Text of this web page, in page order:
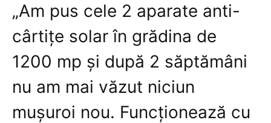
„Am pus cele 2 aparate anti-
cârtițe solar în grădina de
1200 mp și după 2 săptămâni
nu am mai văzut niciun
mușuroi nou. Funcționează cu